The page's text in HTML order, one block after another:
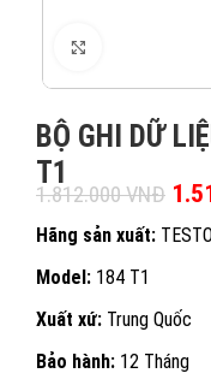
BỘ GHI DỮ
T1
1.812.000VNĐ Giá
Hãng sản xuất:
Model: 184 T1
Xuất xứ: Trung Quốc
Bảo hành: 12 Tháng